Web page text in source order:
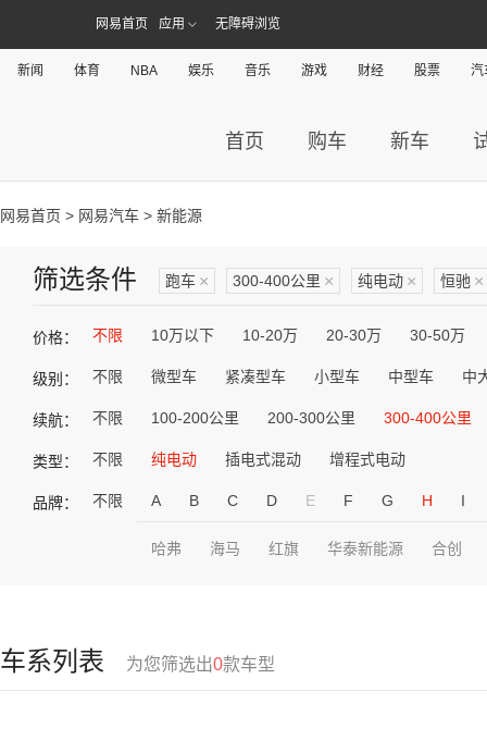
网易首页 应用 无障碍浏览
新闻 体育 NBA 娱乐 音乐 游戏 财经 股票 汽
首页 购车 新车
网易首页 > 网易汽车 > 新能源
筛选条件 跑车 × 300-400公里 × 纯电动 × 恒驰 ×
价格： 不限 10万以下 10-20万 20-30万 30-50万
级别： 不限 微型车 紧凑型车 小型车 中型车 中
续航： 不限 100-200公里 200-300公里 300-400公里
类型： 不限 纯电动 插电式混动 增程式电动
品牌： 不限 A B C D E F G H I
哈弗 海马 红旗 华泰新能源 合创
车系列表 为您筛选出0款车型